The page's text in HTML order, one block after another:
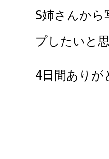
S姉さんか
プしたいと
4日間ありが